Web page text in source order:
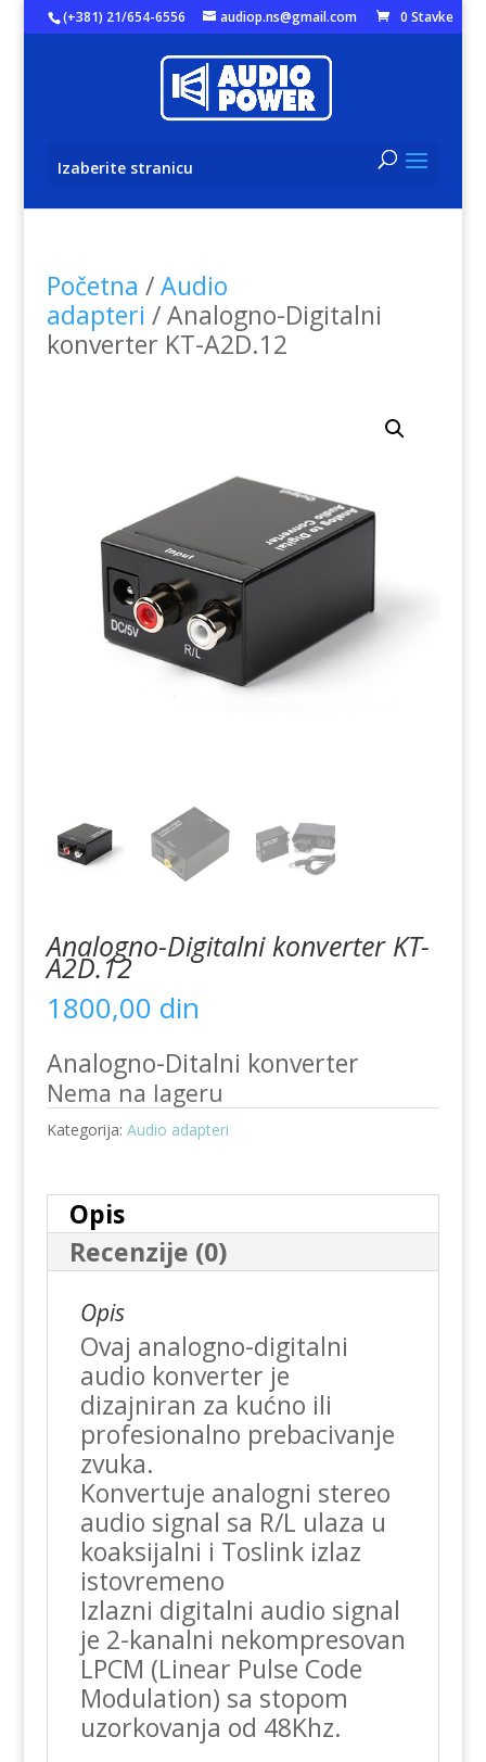
(+381) 21/654-6556 audiop.ns@gmail.com 0 Stavke
Izaberite stranicu
Početna /Audio
adapteri / Analogno-Digitalni
konverter KT-A2D.12
Analogno-Digitalni konverter KT-
A2D.12
1800,00 din
Analogno-Ditalni konverter
Nema na lageru
Kategorija: Audio adapteri
Opis
Recenzije (0)
Opis
Ovaj analogno-digitalni
audio konverter je
dizajniran za kućno ili
profesionalno prebacivanje
zvuka.
Konvertuje analogni stereo
audio signal sa R/L ulaza u
koaksijalni i Toslink izlaz
istovremeno
Izlazni digitalni audio signal
je 2-kanalni nekompresovan
LPCM (Linear Pulse Code
Modulation) sa stopom
uzorkovanja od 48Khz.